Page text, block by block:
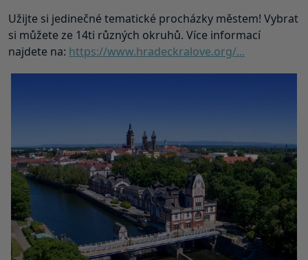
Užijte si jedinečné tematické procházky městem! Vybrat
si můžete ze 14ti různých okruhů. Více informací
najdete na: https://www.hradeckralove.org/...